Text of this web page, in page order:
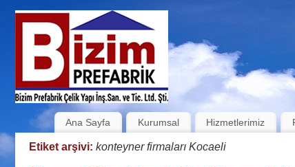
Ana Sayfa Kurumsal Hizmetlerimiz
Etiket arşivi: konteyner firmaları Kocaeli